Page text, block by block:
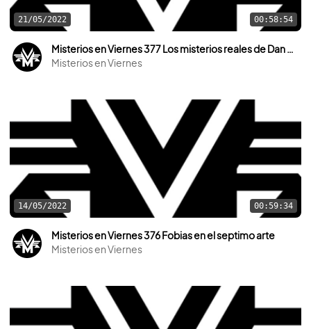
21/05/2022 00:58:54
Misterios en Viernes 377 Los misterios reales de Dan da Dan
Misterios en Viernes
14/05/2022 00:59:34
Misterios en Viernes 376 Fobias en el septimo arte
Misterios en Viernes